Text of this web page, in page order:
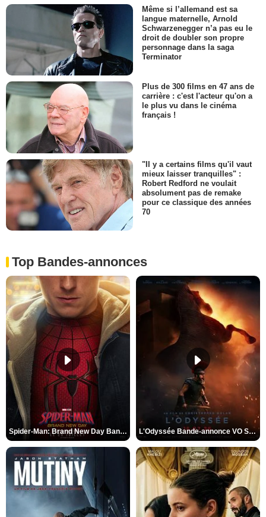
Même si l’allemand est sa
langue maternelle, Arnold
Schwarzenegger n’a pas eu le
droit de doubler son propre
personnage dans la saga
Terminator
Plus de 300 films en 47 ans de
carrière : c'est l'acteur qu'on a
le plus vu dans le cinéma
français !
"Il y a certains films qu'il vaut
mieux laisser tranquilles" :
Robert Redford ne voulait
absolument pas de remake
pour ce classique des années
70
Top Bandes-annonces
Spider-Man: Brand New Day Bande-annonce VO STFR L'Odyssée Bande-annonce VO STFR